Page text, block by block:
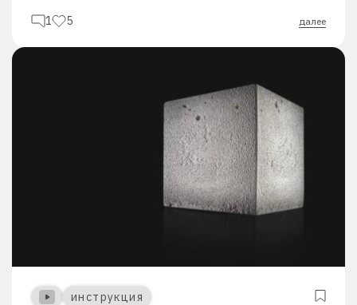
1 5 далее
инструкция